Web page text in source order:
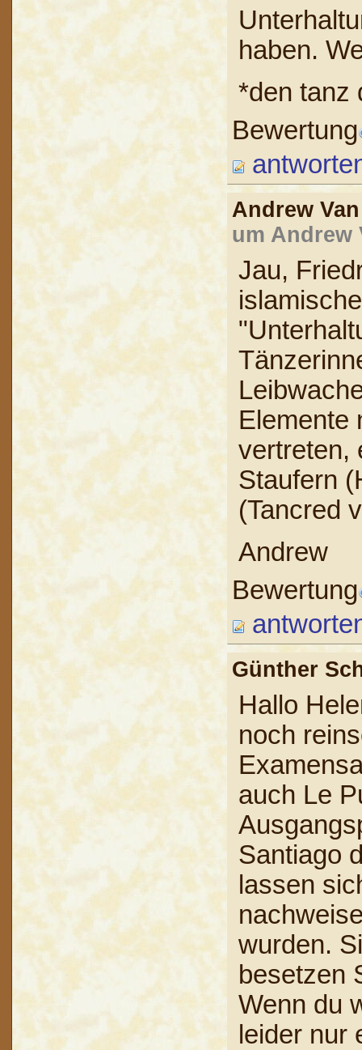
haben.
*den tanz
Bewertung
Andrew
um Andrew
Jau,
Elemente
vertreten,
Staufern
(Tancred
Andrew
Bewertung
Günther
Hallo
noch
auch Le
Santiago
lassen
wurden.
besetzen
Wenn du
leider nur